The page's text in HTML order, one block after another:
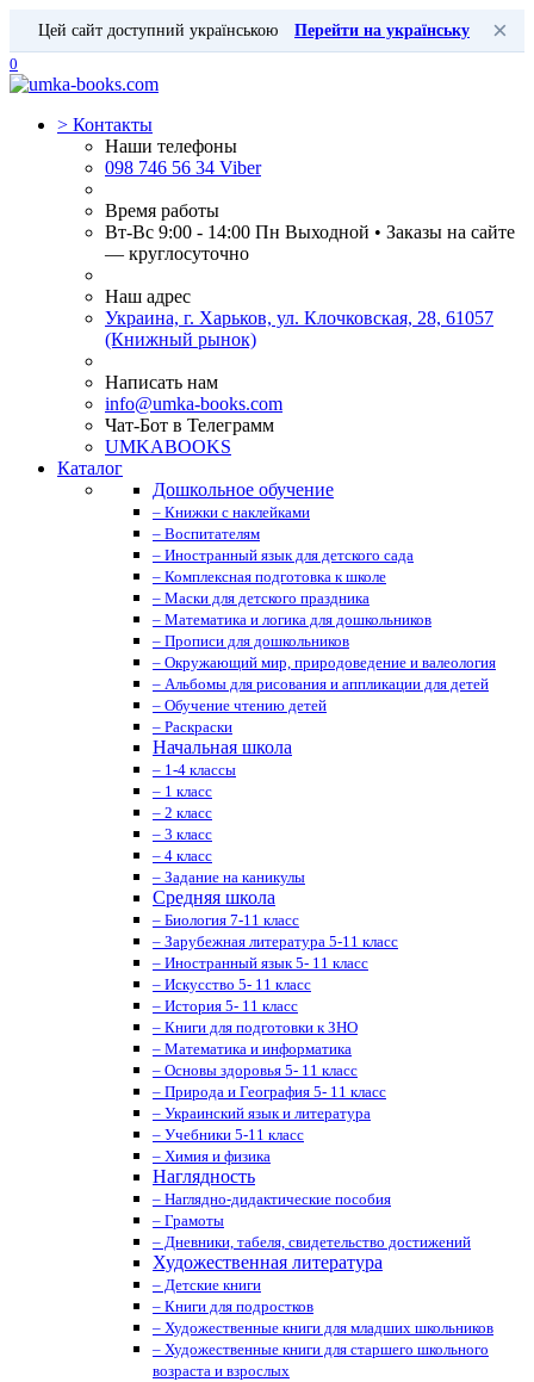
Цей сайт доступний українською Перейти на українську ×
0
> Контакты
Наши телефоны
098 746 56 34 Viber
Время работы
Вт-Вс 9:00 - 14:00 Пн Выходной • Заказы на сайте
— круглосуточно
Наш адрес
Украина, г. Харьков, ул. Клочковская, 28, 61057
(Книжный рынок)
Написать нам
info@umka-books.com
Чат-Бот в Телеграмм
UMKABOOKS
Каталог
Дошкольное обучение
– Книжки с наклейками
– Воспитателям
– Иностранный язык для детского сада
– Комплексная подготовка к школе
– Маски для детского праздника
– Математика и логика для дошкольников
– Прописи для дошкольников
– Окружающий мир, природоведение и валеология
– Альбомы для рисования и аппликации для детей
– Обучение чтению детей
– Раскраски
Начальная школа
– 1-4 классы
– 1 класс
– 2 класс
– 3 класс
– 4 класс
– Задание на каникулы
Средняя школа
– Биология 7-11 класс
– Зарубежная литература 5-11 класс
– Иностранный язык 5- 11 класс
– Искусство 5- 11 класс
– История 5- 11 класс
– Книги для подготовки к ЗНО
– Математика и информатика
– Основы здоровья 5- 11 класс
– Природа и География 5- 11 класс
– Украинский язык и литература
– Учебники 5-11 класс
– Химия и физика
Наглядность
– Наглядно-дидактические пособия
– Грамоты
– Дневники, табеля, свидетельство достижений
Художественная литература
– Детские книги
– Книги для подростков
– Художественные книги для младших школьников
– Художественные книги для старшего школьного
возраста и взрослых